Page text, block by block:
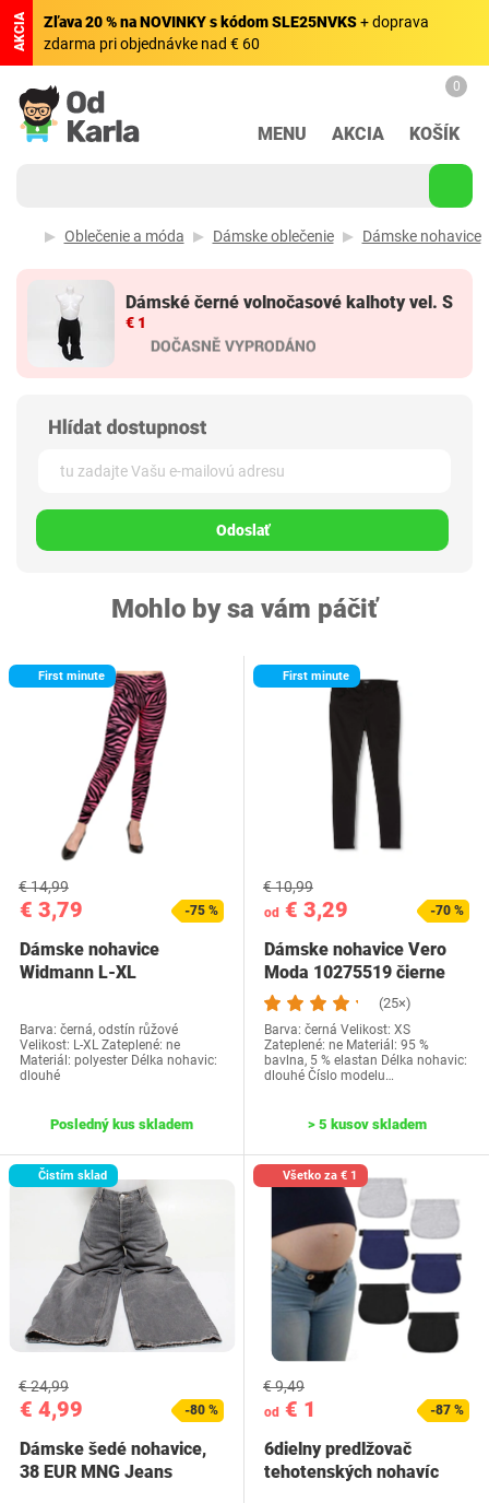
AKCIA Zľava 20 % na NOVINKY s kódom SLE25NVKS+ doprava
zdarma pri objednávke nad € 60
MENU AKCIA
0
KOŠÍK
Oblečenie a móda Dámske oblečenie Dámske nohavice
Dámské černé volnočasové kalhoty vel. S
€ 1
Odoslať
Mohlo by sa vám páčiť
First minute
€ 3,79
€ 14,99
-75 %
Dámske nohavice
Widmann L-XL
Barva: černá, odstín růžové
Velikost: L-XL Zateplené: ne
Materiál: polyester Délka nohavic:
dlouhé
Posledný kus skladem
First minute
od € 3,29
€ 10,99
-70 %
Dámske nohavice Vero
Moda 10275519 čierne
XS
(25×)
Barva: černá Velikost: XS
Zateplené: ne Materiál: 95 %
bavlna, 5 % elastan Délka nohavic:
dlouhé Číslo modelu…
> 5 kusov skladem
Čistím sklad
€ 4,99
€ 24,99
-80 %
Dámske šedé nohavice,
38 EUR MNG Jeans
Všetko za € 1
od € 1
€ 9,49
-87 %
6dielny predlžovač
tehotenských nohavíc